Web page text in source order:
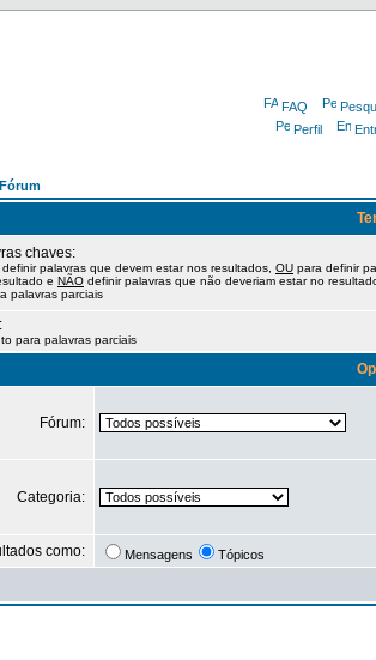
FAQ
Perfil
chaves:
palavras que devem estar nos resultados, OU para definir
e NÃO definir palavras que não deveriam estar no
palavras parciais
para palavras parciais
Fórum:
Categoria:
como: Mensagens Tópicos